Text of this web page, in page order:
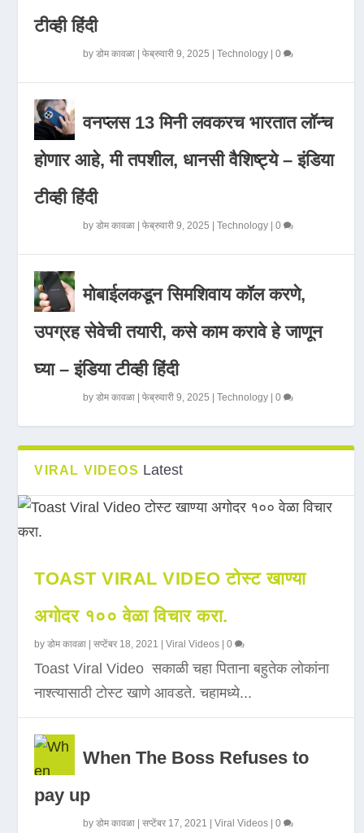
टीव्ही हिंदी
byडोम कावळा |फेब्रुवारी 9, 2025 |Technology |0
वनप्लस 13 मिनी लवकरच भारतात लॉन्च
होणार आहे, मी तपशील, धानसी वैशिष्ट्ये – इंडिया
टीव्ही हिंदी
byडोम कावळा |फेब्रुवारी 9, 2025 |Technology |0
मोबाईलकडून सिमशिवाय कॉल करणे,
उपग्रह सेवेची तयारी, कसे काम करावे हे जाणून
घ्या – इंडिया टीव्ही हिंदी
byडोम कावळा |फेब्रुवारी 9, 2025 |Technology |0
VIRAL VIDEOS Latest
TOAST VIRAL VIDEO टोस्ट खाण्या
अगोदर १०० वेळा विचार करा.
byडोम कावळा |सप्टेंबर 18, 2021 |Viral Videos |0
Toast Viral Video सकाळी चहा पिताना बहुतेक लोकांना
नाश्त्यासाठी टोस्ट खाणे आवडते. चहामध्ये...
When The Boss Refuses to
pay up
byडोम कावळा |सप्टेंबर 17, 2021 |Viral Videos |0